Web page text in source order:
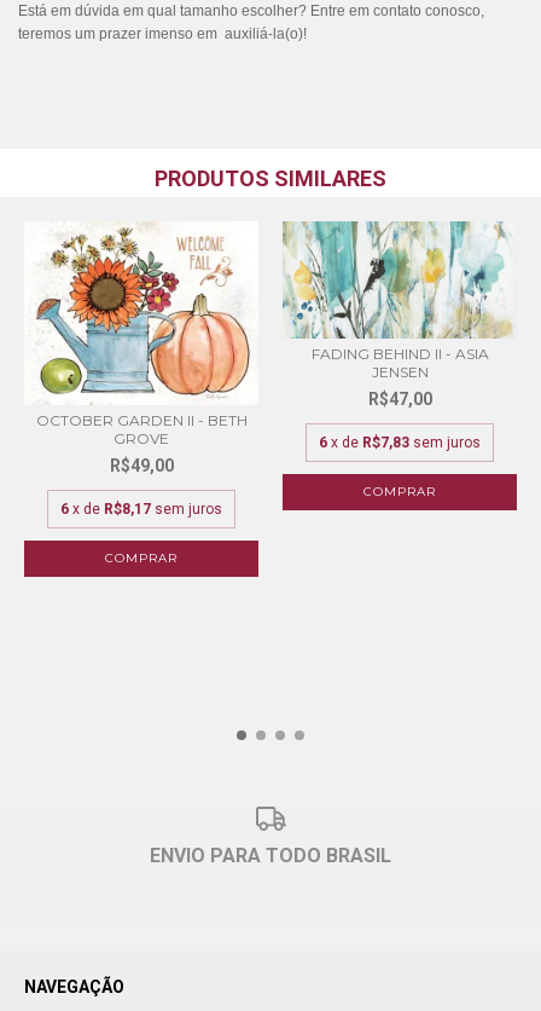
Está em dúvida em qual tamanho escolher? Entre em contato conosco,
teremos um prazer imenso em auxiliá-la(o)!
PRODUTOS SIMILARES
OCTOBER GARDEN II - BETH
GROVE
R$49,00
6 x de R$8,17 sem juros
COMPRAR
FADING BEHIND II - ASIA
JENSEN
R$47,00
6 x de R$7,83 sem juros
COMPRAR
ENVIO PARA TODO BRASIL
NAVEGAÇÃO